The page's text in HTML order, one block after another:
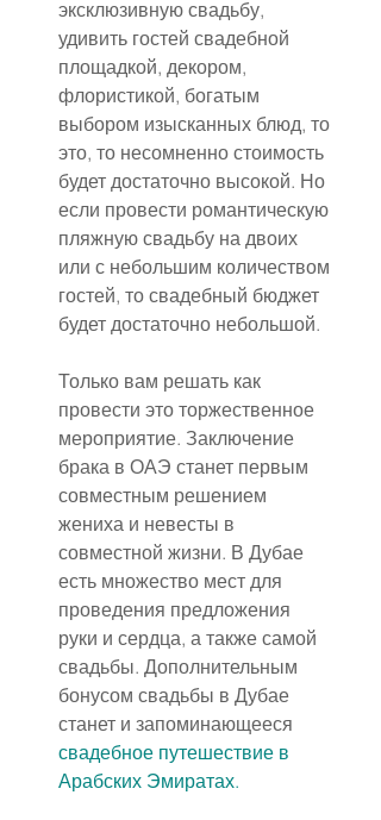
эксклюзивную свадьбу,
удивить гостей свадебной
площадкой, декором,
флористикой, богатым
выбором изысканных блюд, то
это, то несомненно стоимость
будет достаточно высокой. Но
если провести романтическую
пляжную свадьбу на двоих
или с небольшим количеством
гостей, то свадебный бюджет
будет достаточно небольшой.
Только вам решать как
провести это торжественное
мероприятие. Заключение
брака в ОАЭ станет первым
совместным решением
жениха и невесты в
совместной жизни. В Дубае
есть множество мест для
проведения предложения
руки и сердца, а также самой
свадьбы. Дополнительным
бонусом свадьбы в Дубае
станет и запоминающееся
свадебное путешествие в
Арабских Эмиратах.